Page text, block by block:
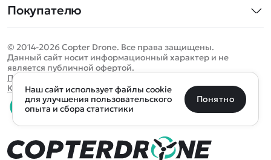
Спецтехника
Игрушки
Запчасти для моделей
Бренды
Покупателю
Оплата и доставка
Помощь
Отследить заказ
Оплата на сайте
© 2014-2026 Copter Drone. Все права защищены.
Данный сайт носит информационный характер и не
является публичной офертой.
Политика конфиденциальности
Карта сайта
0 товаров Очистить
0 ₽ В корзину
Определить местоположение
Санкт-Петербург Москва Майкоп Уфа
Все подборки
Наш сайт использует файлы cookie
для улучшения пользовательского
опыта и сбора статистики
Понятно